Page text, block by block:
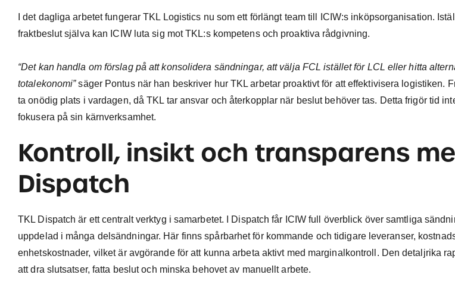
I det dagliga arbetet fungerar TKL Logistics nu som ett förlängt team till ICIW:s inköpsorganisation.
fraktbeslut själva kan ICIW luta sig mot TKL:s kompetens och proaktiva rådgivning.
“Det kan handla om förslag på att konsolidera sändningar, att välja FCL istället för LCL eller hitta
totalekonomi”säger Pontus när han beskriver hur TKL arbetar proaktivt för att effektivisera logistiken.
ta onödig plats i vardagen, då TKL tar ansvar och återkopplar när beslut behöver tas. Detta frigör tid
fokusera på sin kärnverksamhet.
Kontroll, insikt och transparens
Dispatch
TKL Dispatch är ett centralt verktyg i samarbetet. I Dispatch får ICIW full överblick över samtliga
uppdelad i många delsändningar. Här finns spårbarhet för kommande och tidigare leveranser,
enhetskostnader, vilket är avgörande för att kunna arbeta aktivt med marginalkontroll. Den detaljrika
att dra slutsatser, fatta beslut och minska behovet av manuellt arbete.